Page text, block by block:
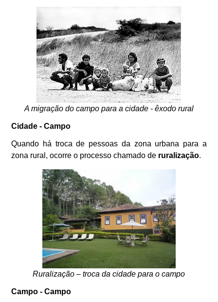
A migração do campo para a cidade - êxodo rural
Cidade - Campo
Quando há troca de pessoas da zona urbana para a
zona rural, ocorre o processo chamado de ruralização.
Ruralização – troca da cidade para o campo
Campo - Campo